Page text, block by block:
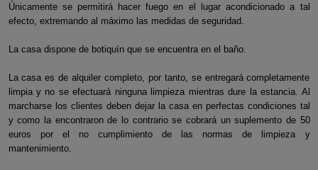
Únicamente se permitirá hacer fuego en el lugar acondicionado a tal
efecto, extremando al máximo las medidas de seguridad.
La casa dispone de botiquín que se encuentra en el baño.
La casa es de alquiler completo, por tanto, se entregará completamente
limpia y no se efectuará ninguna limpieza mientras dure la estancia. Al
marcharse los clientes deben dejar la casa en perfectas condiciones tal
y como la encontraron de lo contrario se cobrará un suplemento de 50
euros por el no cumplimiento de las normas de limpieza y
mantenimiento.